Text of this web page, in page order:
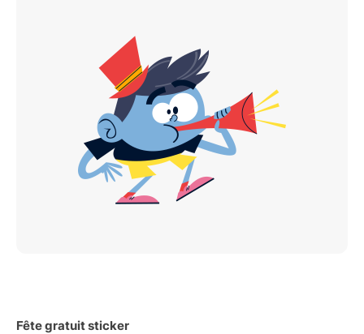
Fête gratuit sticker